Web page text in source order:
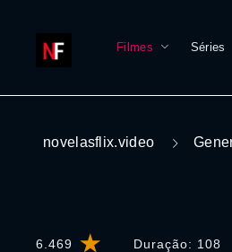
Filmes Séries
novelasflix.video
6.469 Duração: 108